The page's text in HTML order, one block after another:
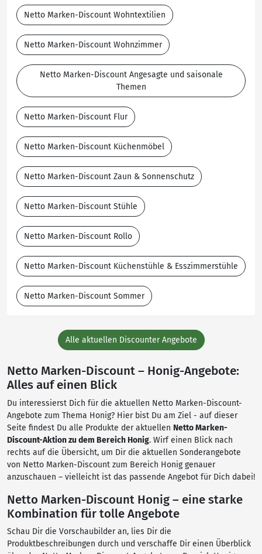
Netto Marken-Discount Wohntextilien
Netto Marken-Discount Wohnzimmer
Netto Marken-Discount Angesagte und saisonale
Themen
Netto Marken-Discount Flur
Netto Marken-Discount Küchenmöbel
Netto Marken-Discount Zaun & Sonnenschutz
Netto Marken-Discount Stühle
Netto Marken-Discount Rollo
Netto Marken-Discount Küchenstühle & Esszimmerstühle
Netto Marken-Discount Sommer
Alle aktuellen Discounter Angebote
Netto Marken-Discount – Honig-Angebote:
Alles auf einen Blick
Du interessierst Dich für die aktuellen Netto Marken-Discount-
Angebote zum Thema Honig? Hier bist Du am Ziel - auf dieser
Seite findest Du alle Produkte der aktuellen Netto Marken-
Discount-Aktion zu dem Bereich Honig. Wirf einen Blick nach
rechts auf die Übersicht, um Dir die aktuellen Sonderangebote
von Netto Marken-Discount zum Bereich Honig genauer
anzuschauen – vielleicht ist das passende Angebot für Dich dabei!
Netto Marken-Discount Honig – eine starke
Kombination für tolle Angebote
Schau Dir die Vorschaubilder an, lies Dir die
Produktbeschreibungen durch und verschaffe Dir einen Überblick